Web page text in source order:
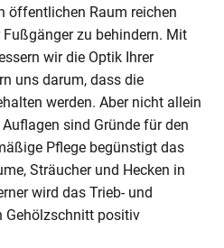
öffentlichen Raum reichen
zu behindern. Mit
wir die Optik Ihrer
uns darum, dass die
werden. Aber nicht allein
sind Gründe für den
Pflege begünstigt das
Sträucher und Hecken in
wird das Trieb- und
Gehölzschnitt positiv